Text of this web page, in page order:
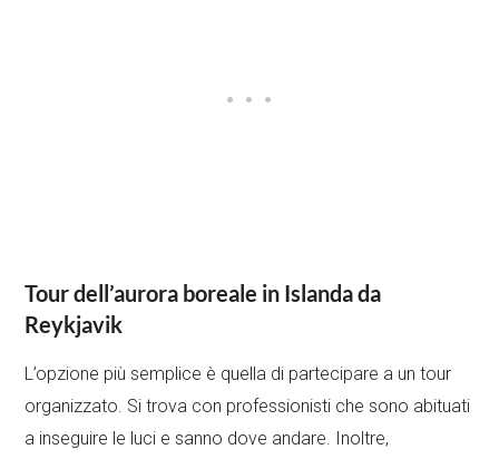
Tour dell’aurora boreale in Islanda da
Reykjavik
L’opzione più semplice è quella di partecipare a un tour
organizzato. Si trova con professionisti che sono abituati
a inseguire le luci e sanno dove andare. Inoltre,